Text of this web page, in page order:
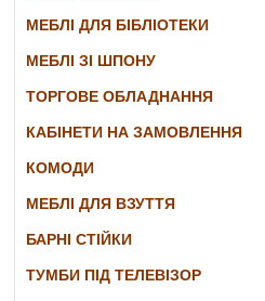
МЕБЛІ ДЛЯ БІБЛІОТЕКИ
МЕБЛІ ЗІ ШПОНУ
ТОРГОВЕ ОБЛАДНАННЯ
КАБІНЕТИ НА ЗАМОВЛЕННЯ
КОМОДИ
МЕБЛІ ДЛЯ ВЗУТТЯ
БАРНІ СТІЙКИ
ТУМБИ ПІД ТЕЛЕВІЗОР